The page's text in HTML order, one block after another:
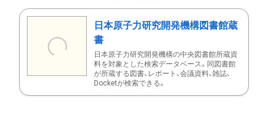
日本原子力研究開発機構図書館蔵
書
日本原子力研究開発機構の中央図書館所蔵資
料を対象とした検索データベース。同図書館
が所蔵する図書、レポート、会議資料、雑誌、
Docketが検索できる。